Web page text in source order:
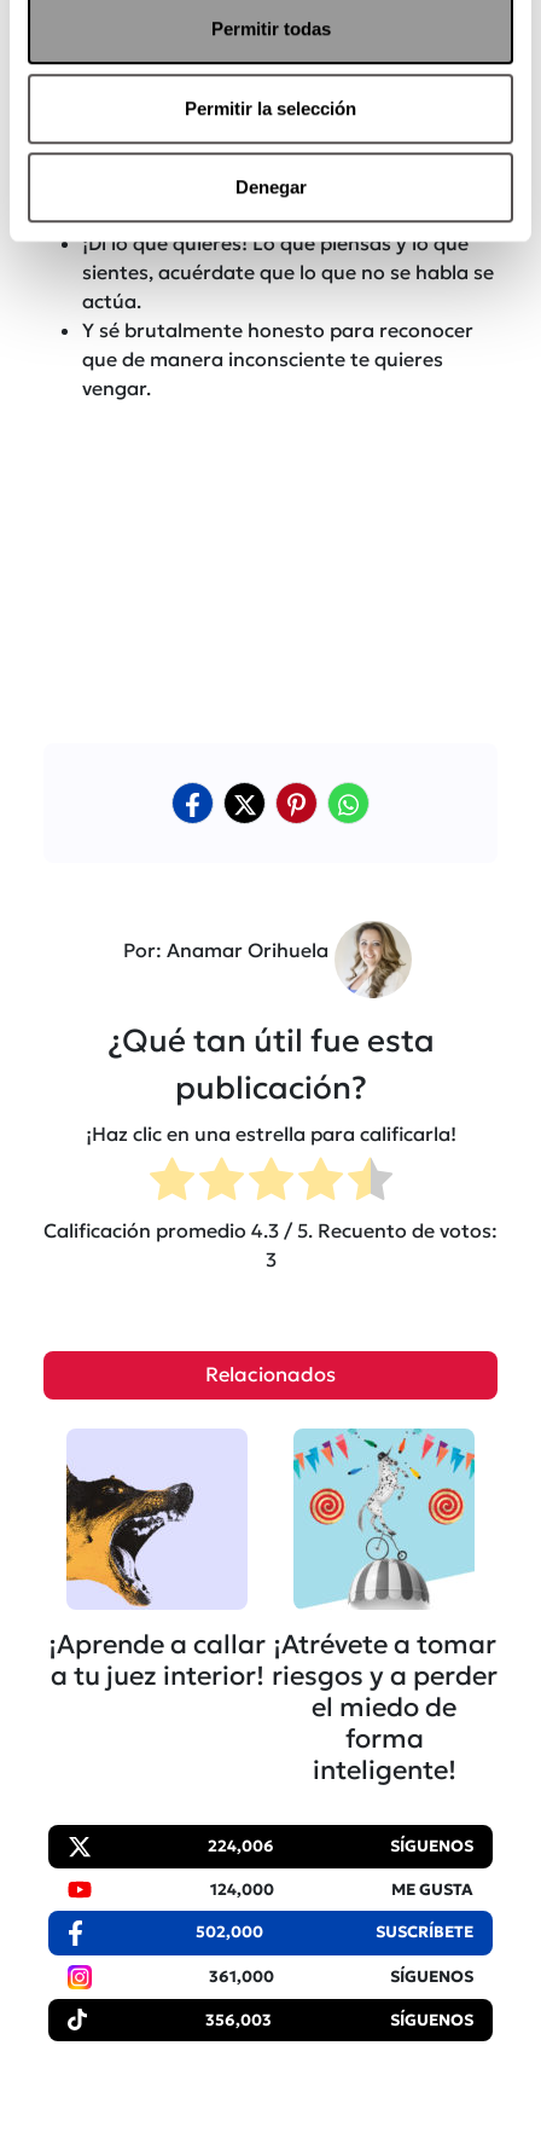
Permitir todas
Permitir la selección
Denegar
EL REHAB
realidad te hace enojar.
Ubica tus contradicciones entre lo que dices
¡Di lo que quieres! Lo que piensas y lo que
sientes, acuérdate que lo que no se habla se
actúa.
Y sé brutalmente honesto para reconocer
que de manera inconsciente te quieres
vengar.
Por: Anamar Orihuela
¿Qué tan útil fue esta
publicación?
¡Haz clic en una estrella para calificarla!
Calificación promedio 4.3 / 5. Recuento de votos:
3
Relacionados
¡Aprende a callar
a tu juez interior!
¡Atrévete a tomar
riesgos y a perder
el miedo de
forma
inteligente!
224,006 SÍGUENOS
124,000 ME GUSTA
502,000 SUSCRÍBETE
361,000 SÍGUENOS
356,003 SÍGUENOS